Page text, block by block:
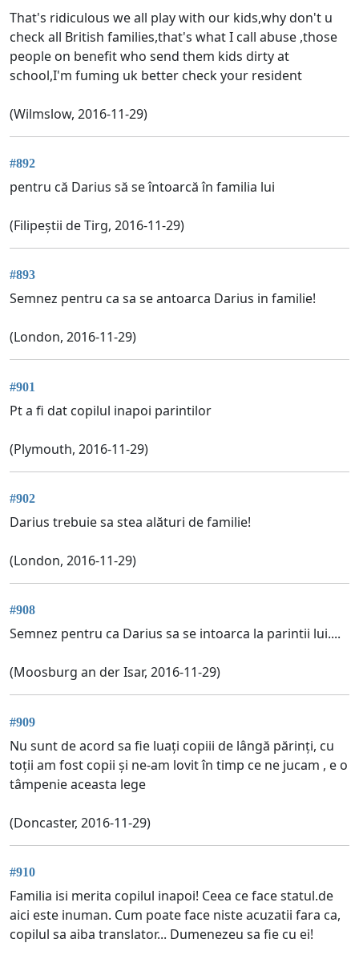
That's ridiculous we all play with our kids,why don't u
check all British families,that's what I call abuse ,those
people on benefit who send them kids dirty at
school,I'm fuming uk better check your resident
(Wilmslow, 2016-11-29)
#892
pentru că Darius să se întoarcă în familia lui
(Filipeștii de Tirg, 2016-11-29)
#893
Semnez pentru ca sa se antoarca Darius in familie!
(London, 2016-11-29)
#901
Pt a fi dat copilul inapoi parintilor
(Plymouth, 2016-11-29)
#902
Darius trebuie sa stea alături de familie!
(London, 2016-11-29)
#908
Semnez pentru ca Darius sa se intoarca la parintii lui....
(Moosburg an der Isar, 2016-11-29)
#909
Nu sunt de acord sa fie luați copiii de lângă părinți, cu
toții am fost copii și ne-am lovit în timp ce ne jucam , e o
tâmpenie aceasta lege
(Doncaster, 2016-11-29)
#910
Familia isi merita copilul inapoi! Ceea ce face statul.de
aici este inuman. Cum poate face niste acuzatii fara ca,
copilul sa aiba translator... Dumenezeu sa fie cu ei!